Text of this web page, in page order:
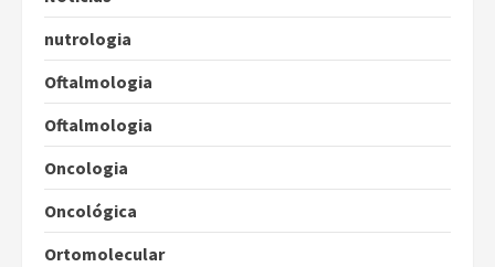
nutrologia
Oftalmologia
Oftalmologia
Oncologia
Oncológica
Ortomolecular